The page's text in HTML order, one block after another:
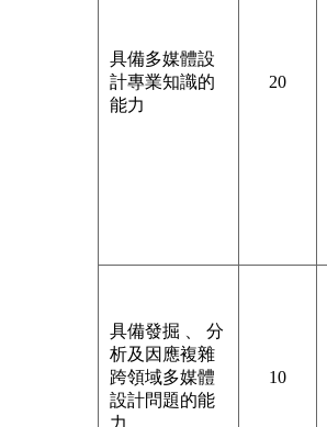
具備多媒體設
計專業知識的
能力
20
具備發掘 、 分
析及因應複雜
跨領域多媒體
設計問題的能
力
10